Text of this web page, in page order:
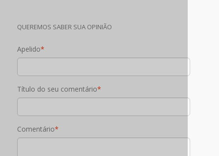
QUEREMOS SABER SUA OPINIÃO
*
Apelido
*
Título do seu comentário
*
Comentário